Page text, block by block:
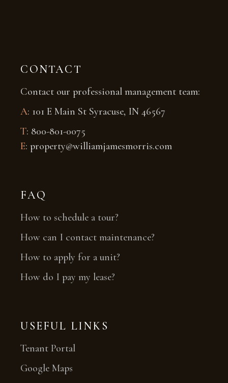
CONTACT
Contact our professional management team:
A: 101 E Main St Syracuse, IN 46567
T: 800-801-0075
E: property@williamjamesmorris.com
FAQ
How to schedule a tour?
How can I contact maintenance?
How to apply for a unit?
How do I pay my lease?
USEFUL LINKS
Tenant Portal
Google Maps